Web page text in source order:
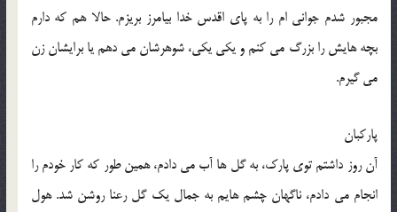
مجبور شدم جواني ام را به پاي اقدس خدا بيامرز بريزم. حالا هم که دارم
بچه هايش را بزرگ مي کنم و يکي يکي، شوهرشان مي دهم يا برايشان زن
مي گيرم.
پارکبان
آن روز داشتم توي پارک، به گل ها آب مي دادم، همين طور که کار خودم را
انجام مي دادم، ناگهان چشم هايم به جمال يک گل رعنا روشن شد. هول